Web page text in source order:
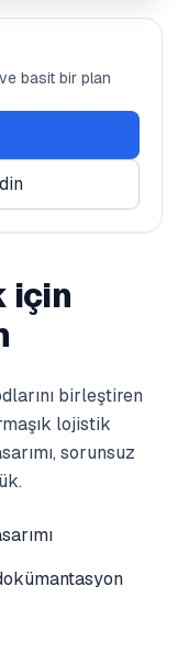
basit bir plan
için
birleştiren
lojistik
sorunsuz